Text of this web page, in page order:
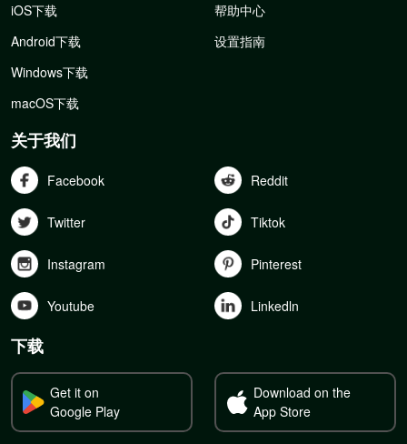
iOS下载
Android下载
Windows下载
macOS下载
帮助中心
设置指南
关于我们
Facebook Reddit
Twitter Tiktok
Instagram Pinterest
Youtube Linkedln
下载
Get it on
Google Play
Download on the
App Store